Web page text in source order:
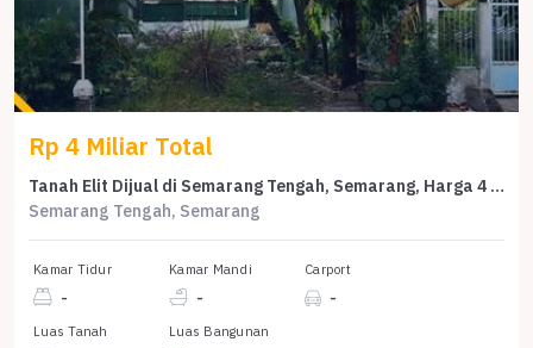
Rp 4 Miliar Total
Tanah Elit Dijual di Semarang Tengah, Semarang, Harga 4 Miliar
Semarang Tengah, Semarang
Kamar Tidur
-
Kamar Mandi
-
Carport
-
Luas Tanah Luas Bangunan